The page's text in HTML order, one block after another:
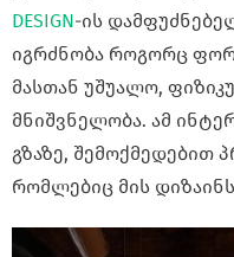
DESIGN-ის
იგრძნობა როგორც
მასთან უშუალო,
მნიშვნელობა. ამ
გზაზე, შემოქმედებით
რომლებიც მის